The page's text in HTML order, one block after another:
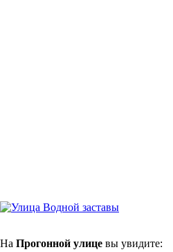
На Прогонной улице вы увидите: